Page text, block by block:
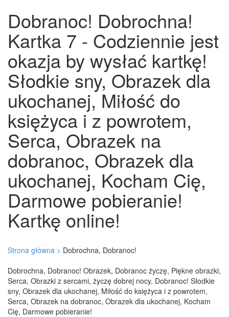
Dobranoc! Dobrochna!
Kartka 7 - Codziennie jest
okazja by wysłać kartkę!
Słodkie sny, Obrazek dla
ukochanej, Miłość do
księżyca i z powrotem,
Serca, Obrazek na
dobranoc, Obrazek dla
ukochanej, Kocham Cię,
Darmowe pobieranie!
Kartkę online!
Strona główna > Dobrochna, Dobranoc!
Dobrochna, Dobranoc! Obrazek, Dobranoc życzę, Piękne obrazki,
Serca, Obrazki z sercami, życzę dobrej nocy, Dobranoc! Słodkie
sny, Obrazek dla ukochanej, Miłość do księżyca i z powrotem,
Serca, Obrazek na dobranoc, Obrazek dla ukochanej, Kocham
Cię, Darmowe pobieranie!